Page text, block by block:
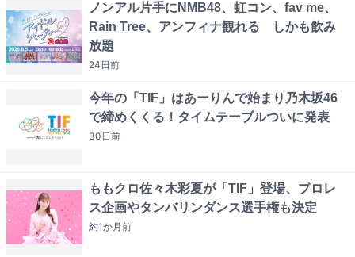
ノンアル片手にNMB48、虹コン、fav me、
Rain Tree、アンフィナ観れる しかも飲み
放題
24日前
今年の「TIF」はあーりんで始まり乃木坂46
で締めくくる！タイムテーブルついに発表
30日前
ももクロ佐々木彩夏が「TIF」登場、プロレ
ス企画やタンバリンダンス選手権も決定
約1か月前